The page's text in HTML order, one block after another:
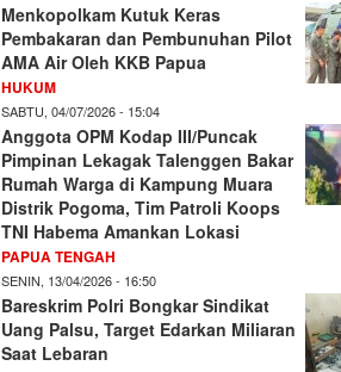
Menkopolkam Kutuk Keras
Pembakaran dan Pembunuhan Pilot
AMA Air Oleh KKB Papua
HUKUM
SABTU, 04/07/2026 - 15:04
Anggota OPM Kodap III/Puncak
Pimpinan Lekagak Talenggen Bakar
Rumah Warga di Kampung Muara
Distrik Pogoma, Tim Patroli Koops
TNI Habema Amankan Lokasi
PAPUA TENGAH
SENIN, 13/04/2026 - 16:50
Bareskrim Polri Bongkar Sindikat
Uang Palsu, Target Edarkan Miliaran
Saat Lebaran